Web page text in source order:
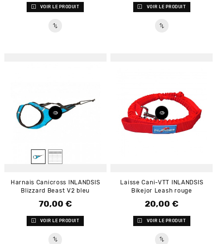
VOIR LE PRODUIT VOIR LE PRODUIT
Harnais Canicross INLANDSIS
Blizzard Beast V2 bleu
Prix
70,00 €
VOIR LE PRODUIT
Laisse Cani-VTT INLANDSIS
Bikejor Leash rouge
Prix
20,00 €
VOIR LE PRODUIT